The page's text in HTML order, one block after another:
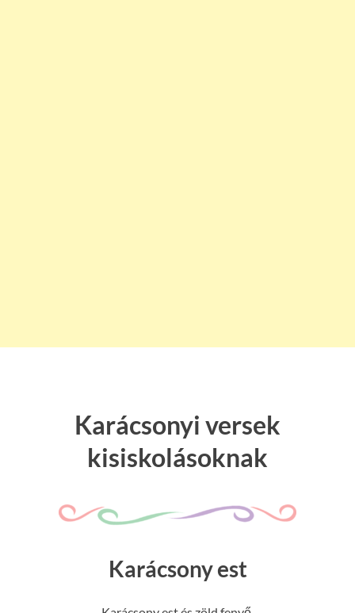
Karácsonyi versek
kisiskolásoknak
Karácsony est